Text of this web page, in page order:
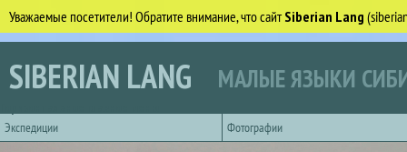
Уважаемые посетители! Обратите внимание, что сайтSiberian Lang
Перейти к основному содержанию
SIBERIAN LANG МАЛЫЕ ЯЗЫКИ
Экспедиции
Фотографии